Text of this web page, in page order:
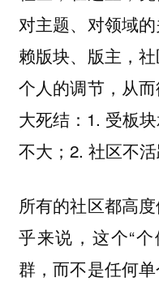
对主题、对领域
赖版块、版主，
个人的调节，从
大死结：1. 受板
不大；2. 社区不活
所有的社区都高
乎来说，这个“
群，而不是任何